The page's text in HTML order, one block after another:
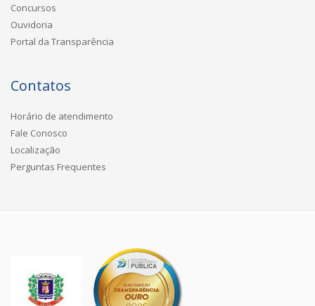
Concursos
Ouvidoria
Portal da Transparência
Contatos
Horário de atendimento
Fale Conosco
Localização
Perguntas Frequentes